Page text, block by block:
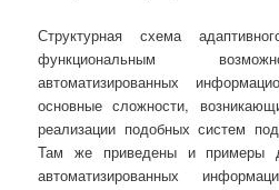
Структурная схема
функциональным
автоматизированных
основные сложности,
реализации подобных систем
Там же приведены и примеры
автоматизированных